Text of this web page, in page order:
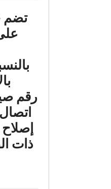
تضم
رقم
ذات